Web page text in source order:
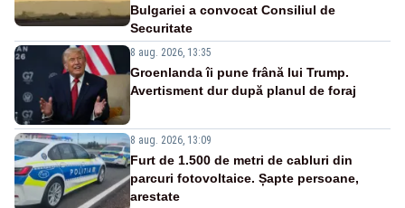
Bulgariei a convocat Consiliul de
Securitate
8 aug. 2026, 13:35
Groenlanda îi pune frână lui Trump.
Avertisment dur după planul de foraj
8 aug. 2026, 13:09
Furt de 1.500 de metri de cabluri din
parcuri fotovoltaice. Șapte persoane,
arestate